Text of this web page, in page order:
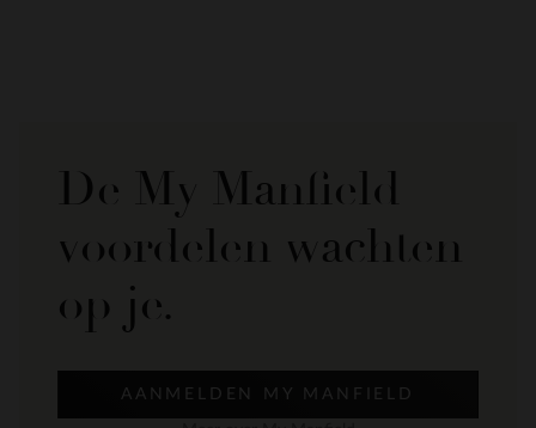
De My Manfield
voordelen wachten
op je.
AANMELDEN MY MANFIELD